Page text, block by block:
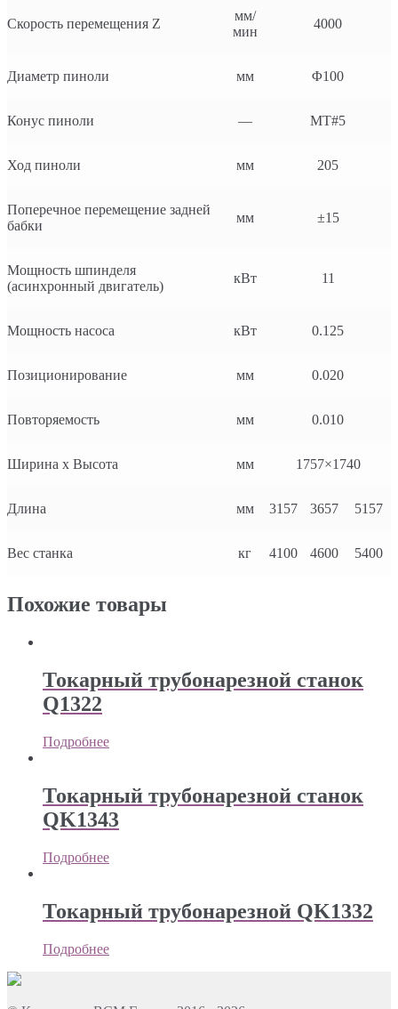
Скорость перемещения Z
мм/
мин
4000
Диаметр пиноли мм Φ100
Конус пиноли — MT#5
Ход пиноли мм 205
Поперечное перемещение задней
бабки
мм ±15
Мощность шпинделя
(асинхронный двигатель)
кВт 11
Мощность насоса кВт 0.125
Позиционирование мм 0.020
Повторяемость мм 0.010
Ширина x Высота мм 1757×1740
Длина мм 3157 3657 5157
Вес станка кг 4100 4600 5400
Похожие товары
Токарный трубонарезной станок
Q1322
Подробнее
Токарный трубонарезной станок
QK1343
Подробнее
Токарный трубонарезной QK1332
Подробнее